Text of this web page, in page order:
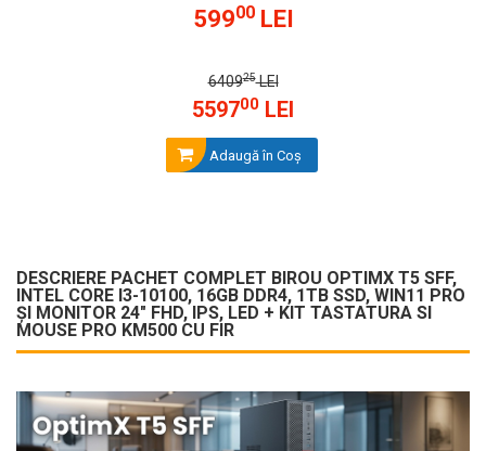
59900LEI
640925LEI
559700 LEI
Adaugă în Coş
DESCRIERE PACHET COMPLET BIROU OPTIMX T5 SFF,
INTEL CORE I3-10100, 16GB DDR4, 1TB SSD, WIN11 PRO
ȘI MONITOR 24" FHD, IPS, LED + KIT TASTATURA SI
MOUSE PRO KM500 CU FIR